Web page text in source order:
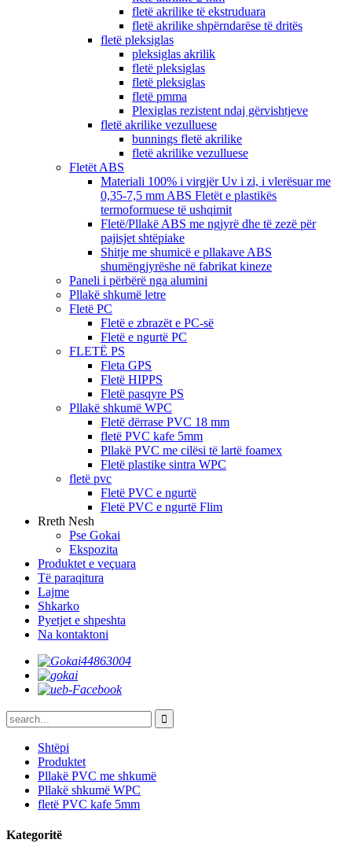
fletë akrilike të ekstruduara
fletë akrilike shpërndarëse të dritës
fletë pleksiglas
pleksiglas akrilik
fletë pleksiglas
fletë pleksiglas
fletë pmma
Plexiglas rezistent ndaj gërvishtjeve
fletë akrilike vezulluese
bunnings fletë akrilike
fletë akrilike vezulluese
Fletët ABS
Materiali 100% i virgjër Uv i zi, i vlerësuar me
0,35-7,5 mm ABS Fletët e plastikës
termoformuese të ushqimit
Fletë/Pllakë ABS me ngjyrë dhe të zezë për
pajisjet shtëpiake
Shitje me shumicë e pllakave ABS
shumëngjyrëshe në fabrikat kineze
Paneli i përbërë nga alumini
Pllakë shkumë letre
Fletë PC
Fletë e zbrazët e PC-së
Fletë e ngurtë PC
FLETË PS
Fleta GPS
Fletë HIPPS
Fletë pasqyre PS
Pllakë shkumë WPC
Fletë dërrase PVC 18 mm
fletë PVC kafe 5mm
Pllakë PVC me cilësi të lartë foamex
Fletë plastike sintra WPC
fletë pvc
Fletë PVC e ngurtë
Fletë PVC e ngurtë Flim
Rreth Nesh
Pse Gokai
Ekspozita
Produktet e veçuara
Të paraqitura
Lajme
Shkarko
Pyetjet e shpeshta
Na kontaktoni
Shtëpi
Produktet
Pllakë PVC me shkumë
Pllakë shkumë WPC
fletë PVC kafe 5mm
Kategoritë